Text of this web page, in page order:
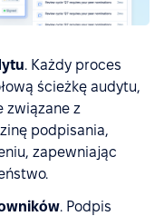
. Każdy proces
ścieżkę audytu,
związane z
podpisania,
zapewniając
. Podpis